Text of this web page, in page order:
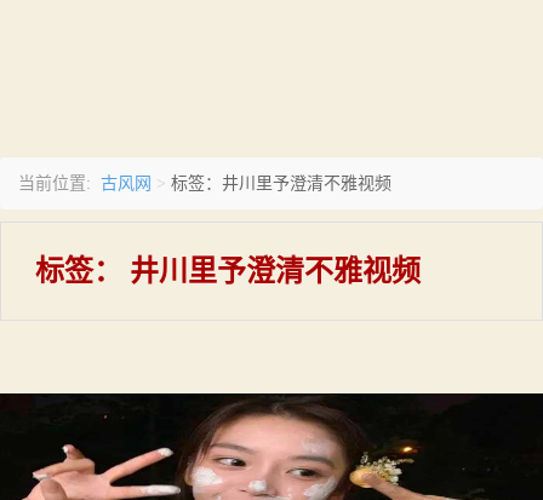
当前位置: 古风网 > 标签：井川里予澄清不雅视频
标签： 井川里予澄清不雅视频